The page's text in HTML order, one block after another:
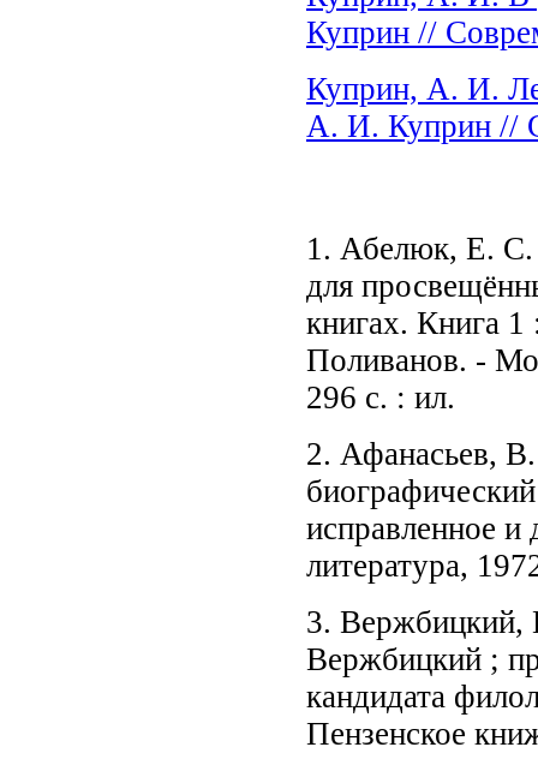
Куприн //
Куприн, А. И.
А. И. Куприн //
1. Абелюк, Е. С.
для
книгах. Книга
Поливанов. -
296 с. : ил.
2. Афанасьев,
исправленное
литература,
3.
Вержбицкий ;
кандидата
Пензенское